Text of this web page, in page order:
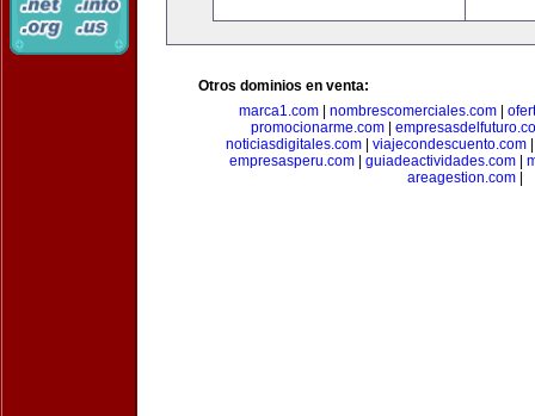
Otros dominios en venta:
marca1.com| nombrescomerciales.com|
promocionarme.com|
noticiasdigitales.com| viajecondescuento.com
empresasperu.com| guiadeactividades.com|
areagestion.com|